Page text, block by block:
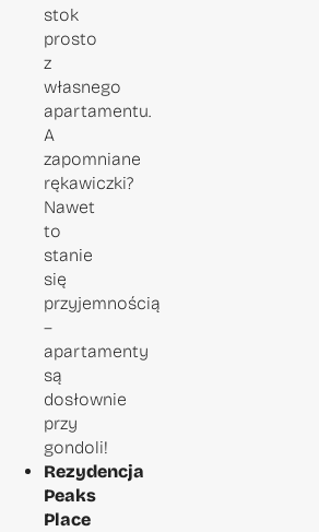
stok
prosto
z
własnego
apartamentu.
A
zapomniane
rękawiczki?
Nawet
to
stanie
się
przyjemnością
–
apartamenty
są
dosłownie
przy
gondoli!
Rezydencja
Peaks
Place